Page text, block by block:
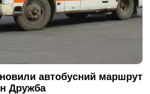
автобусний маршрут
Дружба